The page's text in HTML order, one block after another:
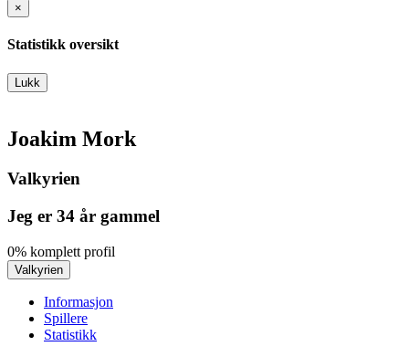
×
Statistikk oversikt
Lukk
Joakim Mork
Valkyrien
Jeg er 34 år gammel
0% komplett profil
Valkyrien
Informasjon
Spillere
Statistikk